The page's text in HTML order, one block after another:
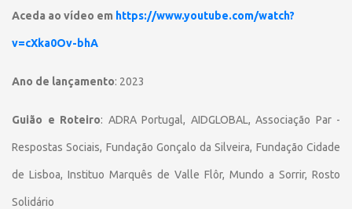
Aceda ao vídeo em https://www.youtube.com/watch?
v=cXka0Ov-bhA
Ano de lançamento: 2023
Guião e Roteiro: ADRA Portugal, AIDGLOBAL, Associação Par -
Respostas Sociais, Fundação Gonçalo da Silveira, Fundação Cidade
de Lisboa, Instituo Marquês de Valle Flôr, Mundo a Sorrir, Rosto
Solidário